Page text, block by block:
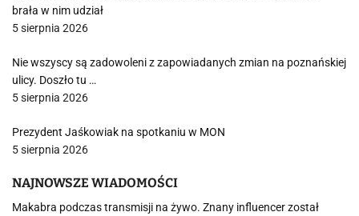
brała w nim udział
5 sierpnia 2026
Nie wszyscy są zadowoleni z zapowiadanych zmian na poznańskiej
ulicy. Doszło tu …
5 sierpnia 2026
Prezydent Jaśkowiak na spotkaniu w MON
5 sierpnia 2026
NAJNOWSZE WIADOMOŚCI
Makabra podczas transmisji na żywo. Znany influencer został